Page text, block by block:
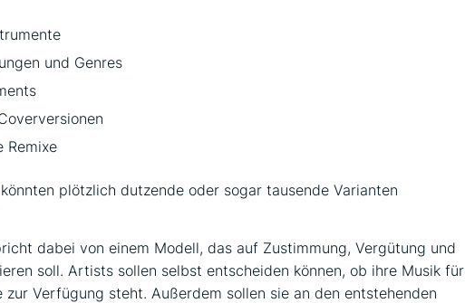
und Genres
Remixe
plötzlich dutzende oder sogar tausende Varianten
dabei von einem Modell, das auf Zustimmung, Vergütung und
soll. Artists sollen selbst entscheiden können, ob ihre Musik für
zur Verfügung steht. Außerdem sollen sie an den entstehenden